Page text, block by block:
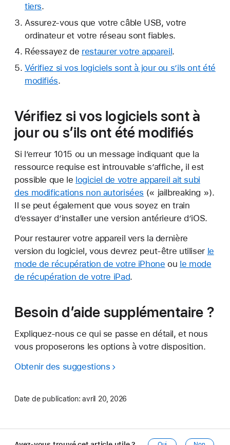
tiers.
Assurez-vous que votre câble USB, votre
ordinateur et votre réseau sont fiables.
Réessayez de restaurer votre appareil.
Vérifiez si vos logiciels sont à jour ou s’ils ont été
modifiés.
Vérifiez si vos logiciels sont à
jour ou s’ils ont été modifiés
Si l’erreur 1015 ou un message indiquant que la
ressource requise est introuvable s’affiche, il est
possible que le logiciel de votre appareil ait subi
des modifications non autorisées (« jailbreaking »).
Il se peut également que vous soyez en train
d’essayer d’installer une version antérieure d’iOS.
Pour restaurer votre appareil vers la dernière
version du logiciel, vous devrez peut-être utiliser le
mode de récupération de votre iPhone ou le mode
de récupération de votre iPad.
Besoin d’aide supplémentaire ?
Expliquez-nous ce qui se passe en détail, et nous
vous proposerons les options à votre disposition.
Obtenir des suggestions
Date de publication: avril 20, 2026